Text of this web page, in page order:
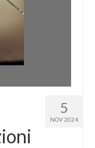
5
NOV 2024